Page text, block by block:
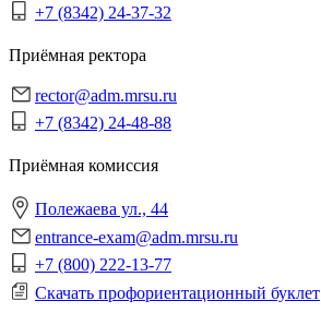
+7 (8342) 24-37-32
Приёмная ректора
rector@adm.mrsu.ru
+7 (8342) 24-48-88
Приёмная комиссия
Полежаева ул., 44
entrance-exam@adm.mrsu.ru
+7 (800) 222-13-77
Скачать профориентационный буклет